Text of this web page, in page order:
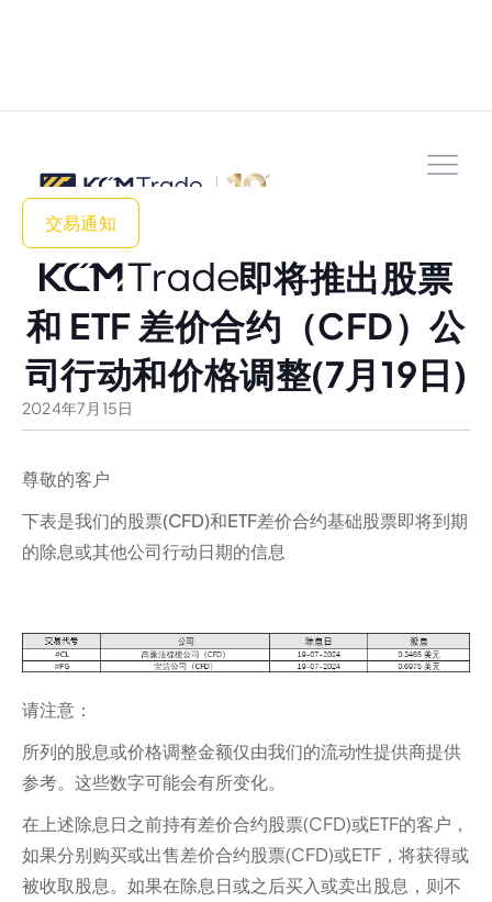
交易通知
即将推出股票
和 ETF 差价合约（CFD）公
司行动和价格调整(7月19日)
2024年7 月 15日
尊敬的客户
下表是我们的股票(CFD)和ETF差价合约基础股票即将到期
的除息或其他公司行动日期的信息
请注意：‍
所列的股息或价格调整金额仅由我们的流动性提供商提供
参考。这些数字可能会有所变化。
在上述除息日之前持有差价合约股票(CFD)或ETF的客户，
如果分别购买或出售差价合约股票(CFD)或ETF，将获得或
被收取股息。如果在除息日或之后买入或卖出股息，则不